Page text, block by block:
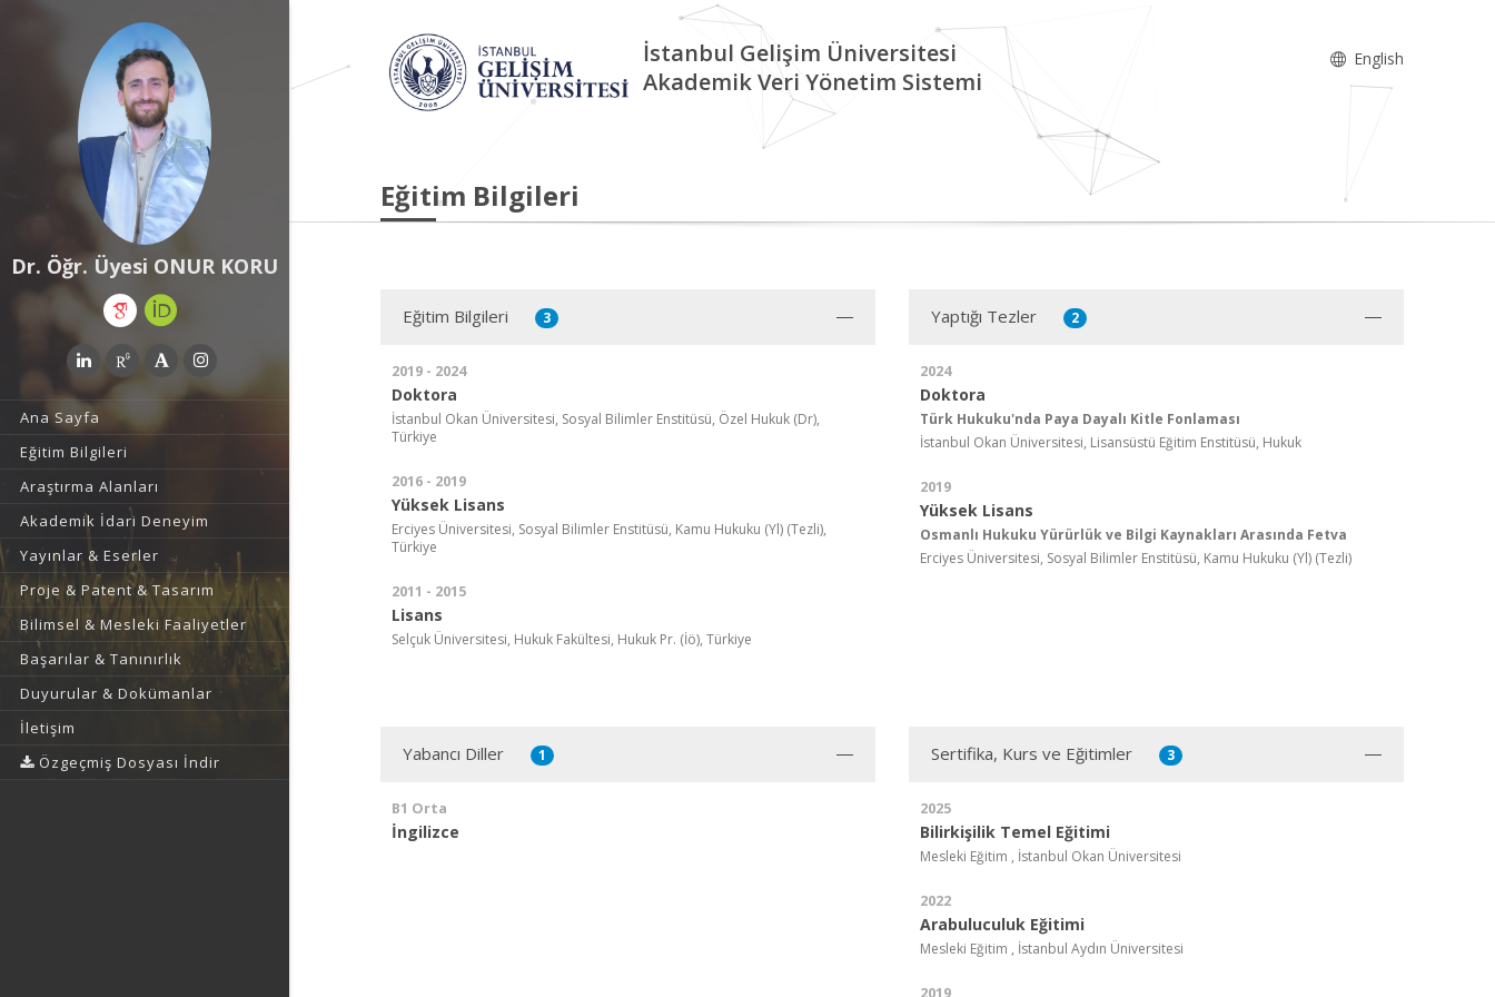
Dr. Öğr. Üyesi ONUR KORU
Ana Sayfa
Eğitim Bilgileri
Araştırma Alanları
Akademik İdari Deneyim
Yayınlar & Eserler
Proje & Patent & Tasarım
Bilimsel & Mesleki Faaliyetler
Başarılar & Tanınırlık
Duyurular & Dokümanlar
İletişim
Özgeçmiş Dosyası İndir
İstanbul Gelişim Üniversitesi
Akademik Veri Yönetim Sistemi
English
Eğitim Bilgileri
Eğitim Bilgileri 3
2019 - 2024
Doktora
İstanbul Okan Üniversitesi, Sosyal Bilimler Enstitüsü, Özel Hukuk (Dr),
Türkiye
2016 - 2019
Yüksek Lisans
Erciyes Üniversitesi, Sosyal Bilimler Enstitüsü, Kamu Hukuku (Yl) (Tezli),
Türkiye
2011 - 2015
Lisans
Selçuk Üniversitesi, Hukuk Fakültesi, Hukuk Pr. (İö), Türkiye
Yaptığı Tezler 2
2024
Doktora
Türk Hukuku'nda Paya Dayalı Kitle Fonlaması
İstanbul Okan Üniversitesi, Lisansüstü Eğitim Enstitüsü, Hukuk
2019
Yüksek Lisans
Osmanlı Hukuku Yürürlük ve Bilgi Kaynakları Arasında Fetva
Erciyes Üniversitesi, Sosyal Bilimler Enstitüsü, Kamu Hukuku (Yl) (Tezli)
Yabancı Diller 1
B1 Orta
İngilizce
Sertifika, Kurs ve Eğitimler 3
2025
Bilirkişilik Temel Eğitimi
Mesleki Eğitim , İstanbul Okan Üniversitesi
2022
Arabuluculuk Eğitimi
Mesleki Eğitim , İstanbul Aydın Üniversitesi
2019